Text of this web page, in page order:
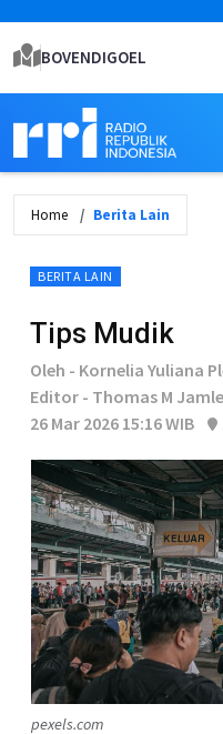
BOVENDIGOEL
Home Berita Lain
BERITA LAIN
Tips Mudik
Oleh - Kornelia Yuliana
Editor - Thomas M
26 Mar 2026 15:16 WIB
pexels.com